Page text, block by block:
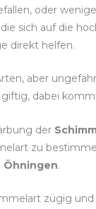
oder
sich auf die
direkt helfen.
aber
dabei
der
zu
Öhningen.
zügig